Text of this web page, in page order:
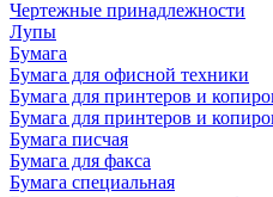
Чертежные принадлежности
Лупы
Бумага
Бумага для офисной техники
Бумага для принтеров и
Бумага для принтеров и
Бумага писчая
Бумага для факса
Бумага специальная